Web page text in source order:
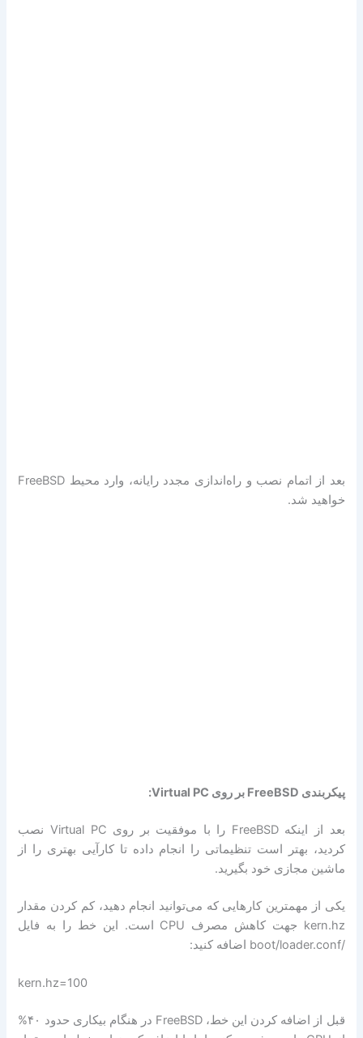
بعد از اتمام نصب و راه‌اندازی مجدد رایانه، وارد محیط FreeBSD
خواهید شد.
پیکربندی FreeBSD بر روی Virtual PC:
بعد از اینکه FreeBSD را با موفقیت بر روی Virtual PC نصب
کردید، بهتر است تنظیماتی را انجام داده تا کارآیی بهتری را از
ماشین مجازی خود بگیرید.
یکی از مهمترین کارهایی که می‌توانید انجام دهید، کم کردن مقدار
kern.hz جهت کاهش مصرف CPU است. این خط را به فایل
/boot/loader.conf اضافه کنید:
kern.hz=100
قبل از اضافه کردن این خط، FreeBSD در هنگام بیکاری حدود ۴۰%